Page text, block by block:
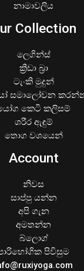
නාමාවලිය
Collection
ලෙගින්ස්
ක්‍රීඩා බ්‍රා
ටැංකි මුදුන්
සමාලෝචන
කෙටි කලිසම්
ශරීර ඇඳුම්
තොග වශයෙන්
Account
නිවස
සාප්පු යන්න
අපි ගැන
අමතන්න
බ්ලොග්
පිවිසුම